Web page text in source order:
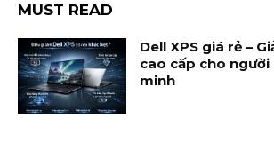
MUST READ
Dell XPS giá rẻ –
cao cấp cho
minh